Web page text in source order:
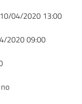
10/04/2020 13:00
2020 09:00
no